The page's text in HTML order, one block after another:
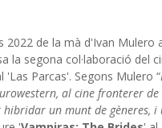
2022 de la mà d'Ivan Mulero
la segona col·laboració
Parcas'. Segons Mulero “
al cine fronterer
hibridar un munt de gèneres,